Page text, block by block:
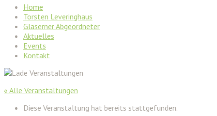
Home
Torsten Leveringhaus
Gläserner Abgeordneter
Aktuelles
Events
Kontakt
« Alle Veranstaltungen
Diese Veranstaltung hat bereits stattgefunden.